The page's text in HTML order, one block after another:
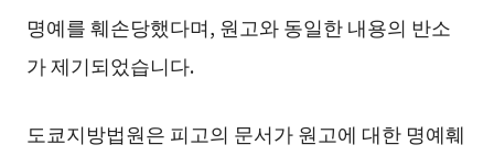
명예를 훼손당했다며, 원고와 동일한 내용의 반소
가 제기되었습니다.
도쿄지방법원은 피고의 문서가 원고에 대한 명예훼